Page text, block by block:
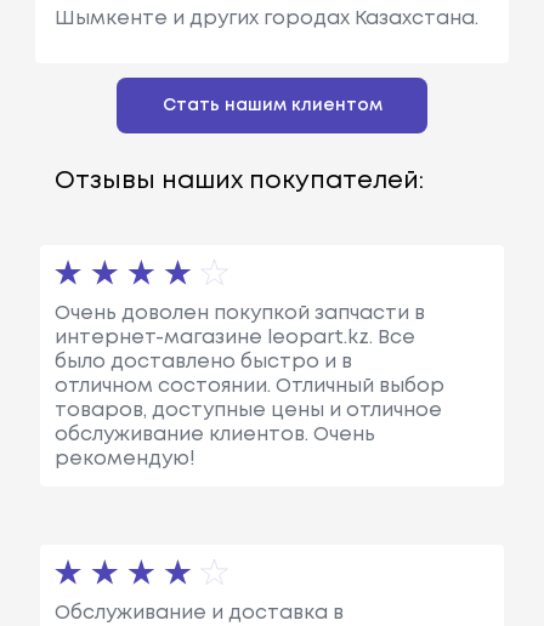
Шымкенте и других городах Казахстана.
Стать нашим клиентом
Отзывы наших покупателей:
Очень доволен покупкой запчасти в
интернет-магазине leopart.kz. Все
было доставлено быстро и в
отличном состоянии. Отличный выбор
товаров, доступные цены и отличное
обслуживание клиентов. Очень
рекомендую!
Обслуживание и доставка в